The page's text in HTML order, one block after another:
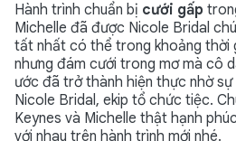
Hành trình chuẩn bị cưới gấp
Michelle đã được Nicole Bridal
tất nhất có thể trong khoảng thời
nhưng đám cưới trong mơ mà cô
ước đã trở thành hiện thực nhờ
Nicole Bridal, ekip tổ chức tiệc.
Keynes và Michelle thật hạnh
với nhau trên hành trình mới nhé.